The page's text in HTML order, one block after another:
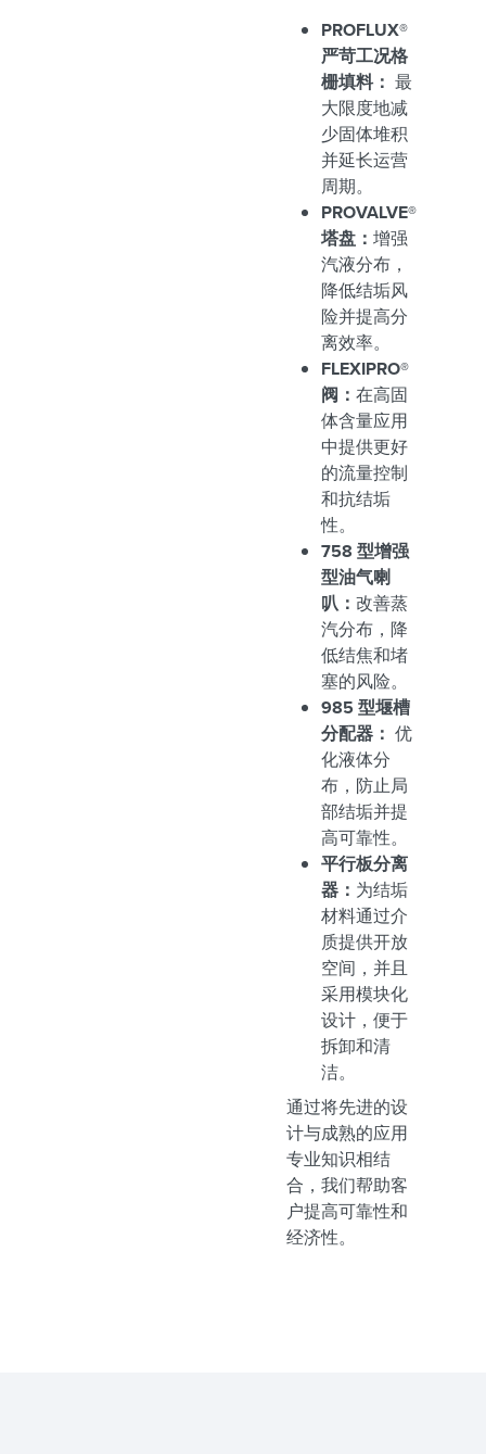
PROFLUX®
严苛工况格
栅填料： 最
大限度地减
少固体堆积
并延长运营
周期。
PROVALVE®
塔盘： 增强
汽液分布，
降低结垢风
险并提高分
离效率。
FLEXIPRO®
阀： 在高固
体含量应用
中提供更好
的流量控制
和抗结垢
性。
758 型增强
型油气喇
叭： 改善蒸
汽分布，降
低结焦和堵
塞的风险。
985 型堰槽
分配器： 优
化液体分
布，防止局
部结垢并提
高可靠性。
平行板分离
器： 为结垢
材料通过介
质提供开放
空间，并且
采用模块化
设计，便于
拆卸和清
洁。
通过将先进的设
计与成熟的应用
专业知识相结
合，我们帮助客
户提高可靠性和
经济性。